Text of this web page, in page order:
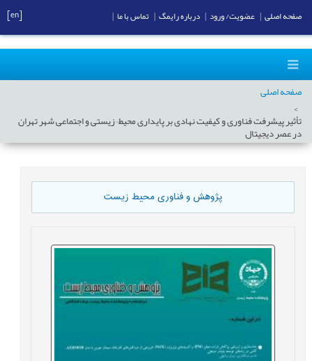
صفحه اصلی
تأثیر پیشرفت فناوری و کیفیت نهادی بر پایداری محیط¬زیستی و اجتماعی شهر تهران
در عصر دیجیتال
پژوهش و فناوری محیط زیست
صفحه اصلی عضویت/ ورود درباره رایمگ تماس با ما